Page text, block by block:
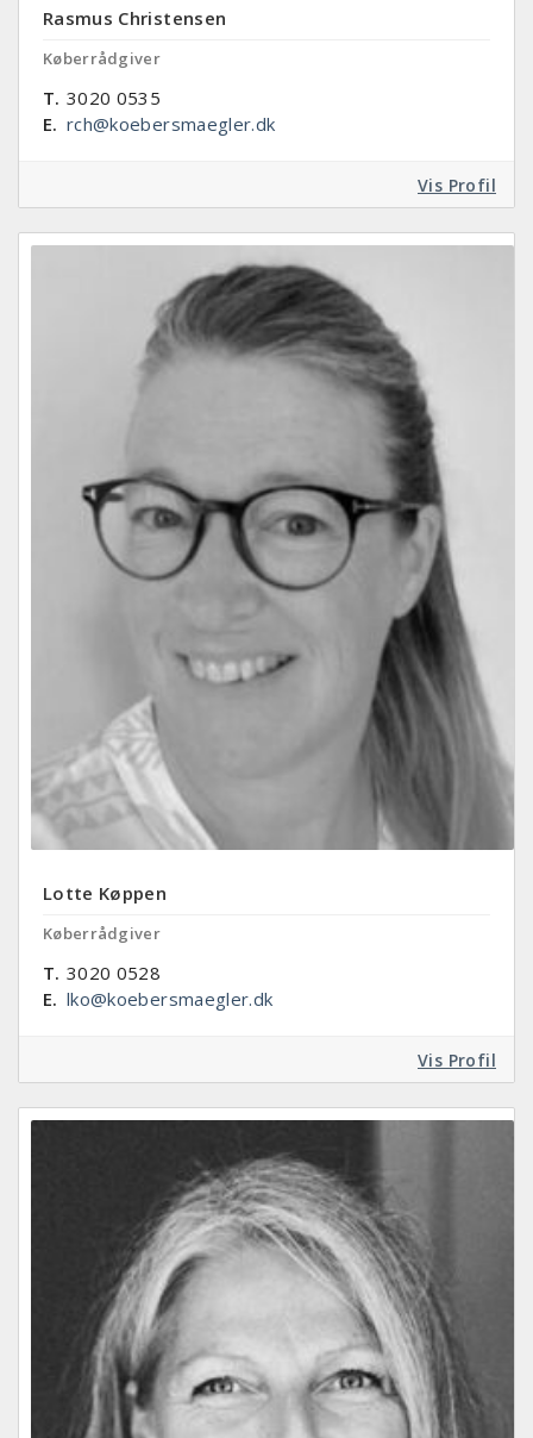
Rasmus Christensen
Køberrådgiver
T. 3020 0535
E. rch@koebersmaegler.dk
Vis Profil
Lotte Køppen
Køberrådgiver
T. 3020 0528
E. lko@koebersmaegler.dk
Vis Profil